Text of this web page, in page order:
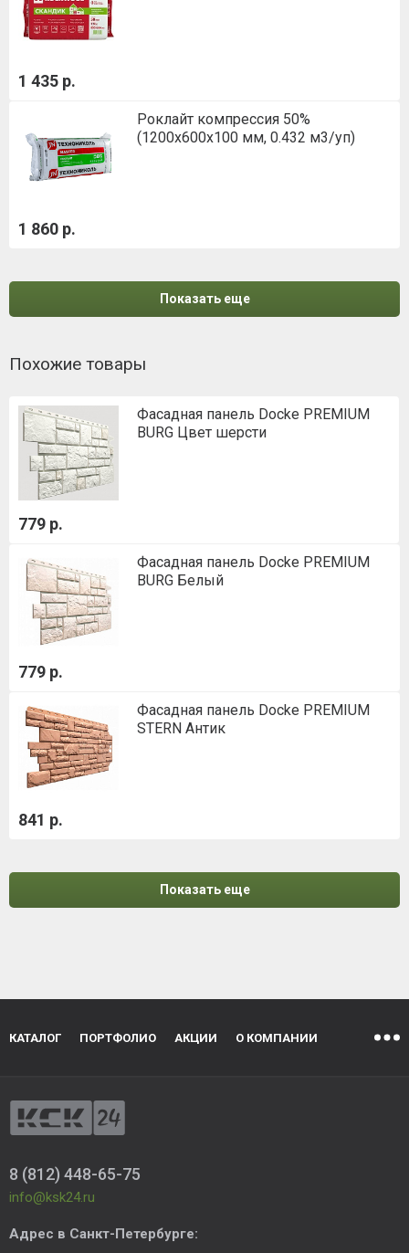
1 435 р.
Роклайт компрессия 50%
(1200х600х100 мм, 0.432 м3/уп)
1 860 р.
Показать еще
Похожие товары
Фасадная панель Docke PREMIUM
BURG Цвет шерсти
779 р.
Фасадная панель Docke PREMIUM
BURG Белый
779 р.
Фасадная панель Docke PREMIUM
STERN Антик
841 р.
Показать еще
КАТАЛОГ ПОРТФОЛИО АКЦИИ О КОМПАНИИ
8 (812) 448-65-75
info@ksk24.ru
Адрес в Санкт-Петербурге: